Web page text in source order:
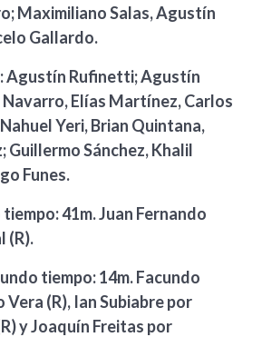
Maximiliano Salas, Agustín
Gallardo.
Agustín Rufinetti; Agustín
Navarro, Elías Martínez, Carlos
Yeri, Brian Quintana,
Guillermo Sánchez, Khalil
Funes.
41m. Juan Fernando
(R).
tiempo: 14m. Facundo
(R), Ian Subiabre por
y Joaquín Freitas por